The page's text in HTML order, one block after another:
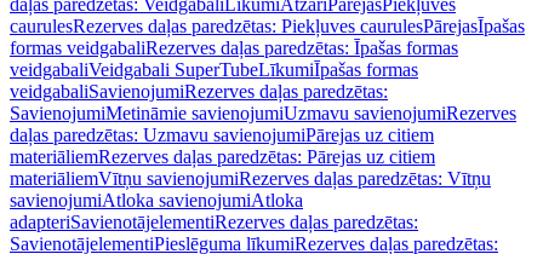
daļas paredzētas: Veidgabali LīkumiAtzari PārejasPiekļuves
caurulesRezerves daļas paredzētas: Piekļuves caurulesPārejasĪpašas
formas veidgabaliRezerves daļas paredzētas: Īpašas formas
veidgabaliVeidgabali SuperTubeLīkumiĪpašas formas
veidgabaliSavienojumiRezerves daļas paredzētas:
SavienojumiMetināmie savienojumiUzmavu savienojumiRezerves
daļas paredzētas: Uzmavu savienojumiPārejas uz citiem
materiāliemRezerves daļas paredzētas: Pārejas uz citiem
materiāliemVītņu savienojumiRezerves daļas paredzētas: Vītņu
savienojumiAtloka savienojumiAtloka
adapteriSavienotājelementiRezerves daļas paredzētas:
SavienotājelementiPieslēguma līkumiRezerves daļas paredzētas: